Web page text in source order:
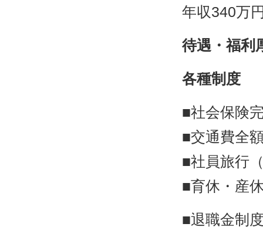
年収340万
待遇・福利
各種制度
■社会保険
■交通費全
■社員旅行
■育休・産
■退職金制